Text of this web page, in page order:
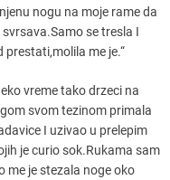
nogu na moje rame da
se tresla I
prestati,molila me je.“
vreme tako drzeci na
svom tezinom primala
I uzivao u prelepim
je curio sok.Rukama sam
me je stezala noge oko